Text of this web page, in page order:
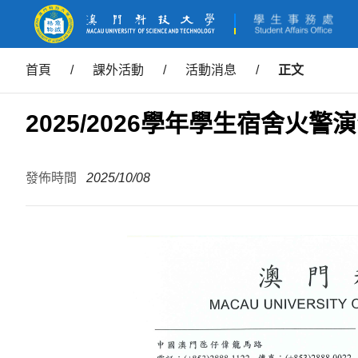
首頁 / 課外活動 / 活動消息 / 正文
2025/2026學年學生宿舍火警
發佈時間 2025/10/08